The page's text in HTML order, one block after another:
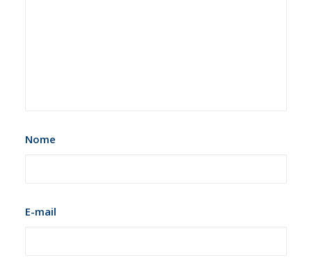
Nome
E-mail